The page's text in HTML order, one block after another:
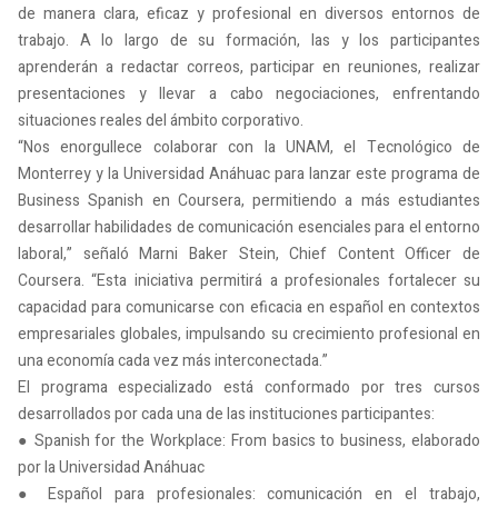
de manera clara, eficaz y profesional en diversos entornos de
trabajo. A lo largo de su formación, las y los participantes
aprenderán a redactar correos, participar en reuniones, realizar
presentaciones y llevar a cabo negociaciones, enfrentando
situaciones reales del ámbito corporativo.
“Nos enorgullece colaborar con la UNAM, el Tecnológico de
Monterrey y la Universidad Anáhuac para lanzar este programa de
Business Spanish en Coursera, permitiendo a más estudiantes
desarrollar habilidades de comunicación esenciales para el entorno
laboral,” señaló Marni Baker Stein, Chief Content Officer de
Coursera. “Esta iniciativa permitirá a profesionales fortalecer su
capacidad para comunicarse con eficacia en español en contextos
empresariales globales, impulsando su crecimiento profesional en
una economía cada vez más interconectada.”
El programa especializado está conformado por tres cursos
desarrollados por cada una de las instituciones participantes:
● Spanish for the Workplace: From basics to business, elaborado
por la Universidad Anáhuac
● Español para profesionales: comunicación en el trabajo,